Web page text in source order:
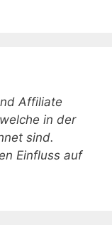
Affiliate
in der
sind.
Einfluss auf